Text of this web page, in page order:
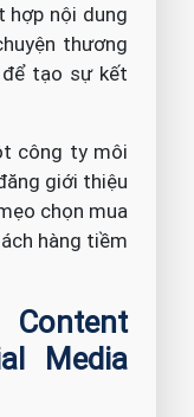
hợp nội dung
thương
để tạo sự kết
công ty môi
giới thiệu
chọn mua
hàng tiềm
Media